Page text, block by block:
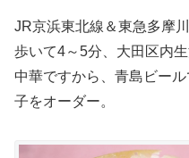
JR京浜東北線＆東急多摩
歩いて4～5分、大田区内
中華ですから、青島ビー
子をオーダー。